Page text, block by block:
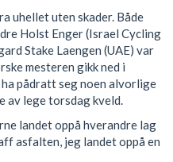
uhellet uten skader. Både
Holst Enger (Israel Cycling
Stake Laengen (UAE) var
mesteren gikk ned i
pådratt seg noen alvorlige
av lege torsdag kveld.
landet oppå hverandre lag
asfalten, jeg landet oppå en